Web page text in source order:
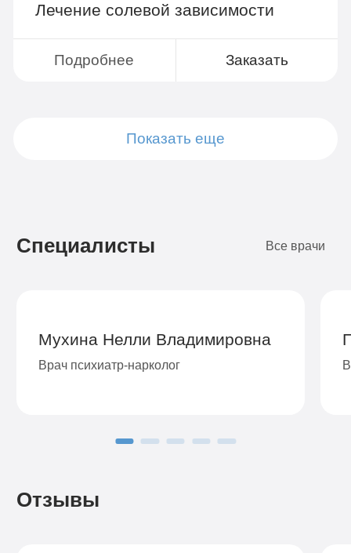
Лечение солевой зависимости
Подробнее Заказать
Показать еще
Специалисты Все врачи
Мухина Нелли Владимировна
Врач психиатр-нарколог
Отзывы